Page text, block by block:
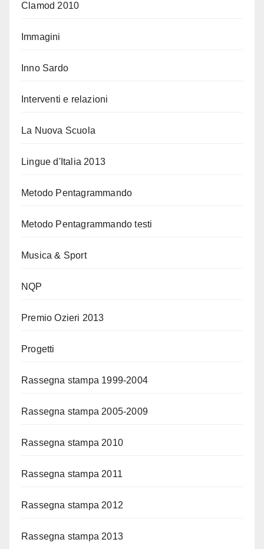
Clamod 2010
Immagini
Inno Sardo
Interventi e relazioni
La Nuova Scuola
Lingue d'Italia 2013
Metodo Pentagrammando
Metodo Pentagrammando testi
Musica & Sport
NQP
Premio Ozieri 2013
Progetti
Rassegna stampa 1999-2004
Rassegna stampa 2005-2009
Rassegna stampa 2010
Rassegna stampa 2011
Rassegna stampa 2012
Rassegna stampa 2013